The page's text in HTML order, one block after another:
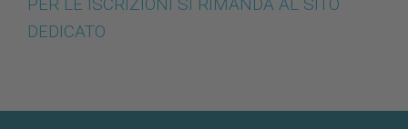
DEDICATO